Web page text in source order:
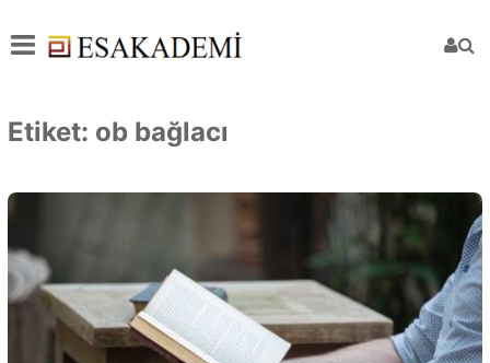
Etiket: ob bağlacı